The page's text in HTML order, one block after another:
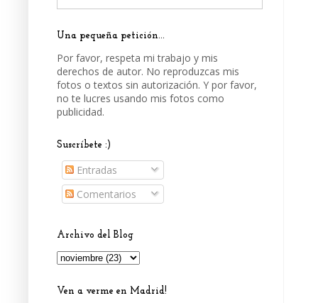
Una pequeña petición...
Por favor, respeta mi trabajo y mis
derechos de autor. No reproduzcas mis
fotos o textos sin autorización. Y por favor,
no te lucres usando mis fotos como
publicidad.
Suscríbete :)
Entradas
Comentarios
Archivo del Blog
Ven a verme en Madrid!